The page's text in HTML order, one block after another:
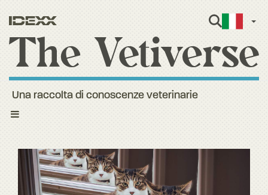
Toggle
Una raccolta di conoscenze veterinarie